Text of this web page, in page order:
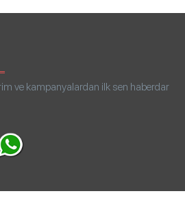
ve kampanyalardan ilk sen haberdar